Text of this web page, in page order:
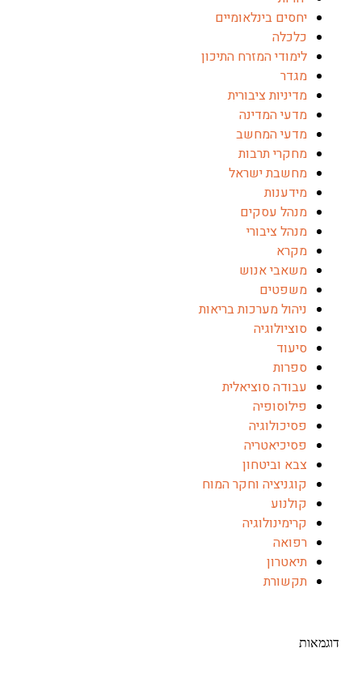
יחסים בינלאומיים
כלכלה
לימודי המזרח התיכון
מגדר
מדיניות ציבורית
מדעי המדינה
מדעי המחשב
מחקרי תרבות
מחשבת ישראל
מידענות
מנהל עסקים
מנהל ציבורי
מקרא
משאבי אנוש
משפטים
ניהול מערכות בריאות
סוציולוגיה
סיעוד
ספרות
עבודה סוציאלית
פילוסופיה
פסיכולוגיה
פסיכיאטריה
צבא וביטחון
קוגניציה וחקר המוח
קולנוע
קרימינולוגיה
רפואה
תיאטרון
תקשורת
דוגמאות